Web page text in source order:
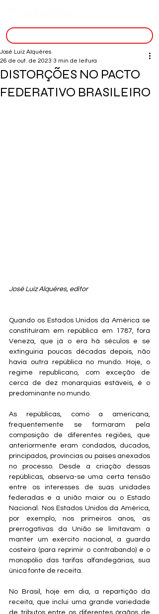
DISTORÇÕES NO PACTO
FEDERATIVO BRASILEIRO
José Luiz Alquéres
26 de out. de 2023 3 min de leitura
José Luiz Alquéres, editor
Quando os Estados Unidos da América se
constituíram em república em 1787, fora
Veneza, que já o era há séculos e se
extinguiria poucas décadas depois, não
havia outra república no mundo. Hoje, o
regime republicano, com exceção de
cerca de dez monarquias estáveis, é o
predominante no mundo.
As repúblicas, como a americana,
frequentemente se formaram pela
composição de diferentes regiões, que
anteriormente eram condados, ducados,
principados, províncias ou países anexados
no processo. Desde a criação dessas
repúblicas, observa-se uma certa tensão
entre os interesses de suas unidades
federadas e a união maior ou o Estado
Nacional. Nos Estados Unidos da América,
por exemplo, nos primeiros anos, as
prerrogativas da União se limitavam a
manter um exército nacional, a guarda
costeira (para reprimir o contrabando) e o
monopólio das tarifas alfandegárias, sua
única fonte de receita.
No Brasil, hoje em dia, a repartição da
receita, que inclui uma grande variedade
de tributos entre os diferentes órgãos de